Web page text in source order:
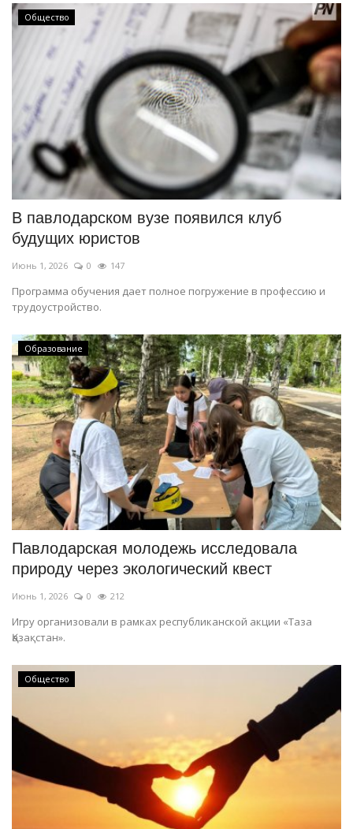
Общество
В павлодарском вузе появился клуб
будущих юристов
Июнь 1, 2026 0 147
Программа обучения дает полное погружение в профессию и
трудоустройство.
Образование
Павлодарская молодежь исследовала
природу через экологический квест
Июнь 1, 2026 0 212
Игру организовали в рамках республиканской акции «Таза
Қазақстан».
Общество